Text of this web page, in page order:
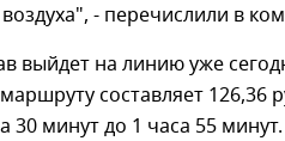
- перечислили в
выйдет на линию уже
составляет 126,36
30 минут до 1 часа 55 минут.